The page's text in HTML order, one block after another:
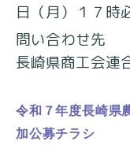
日（月）１７時
問い合わせ先
長崎県商工会
令和７年度長崎県
加公募チラシ